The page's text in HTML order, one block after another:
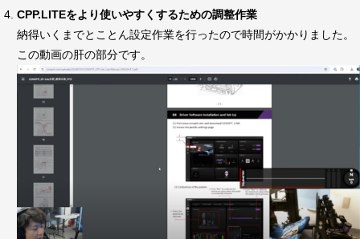
CPP.LITEをより使いやすくするための調整作業
納得いくまでとことん設定作業を行ったので時間がかかりました。
この動画の肝の部分です。